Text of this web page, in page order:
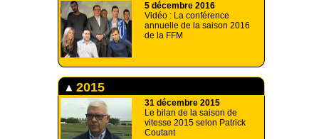
5 décembre 2016
Vidéo : La conférence
annuelle de la saison 2016
de la FFM
2015
31 décembre 2015
Le bilan de la saison de
vitesse 2015 selon Patrick
Coutant